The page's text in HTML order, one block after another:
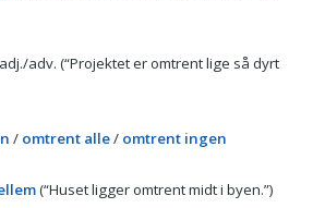
adv. (“Projektet er omtrent lige så dyrt
/ omtrent alle/ omtrent ingen
(“Huset ligger omtrent midt i byen.”)